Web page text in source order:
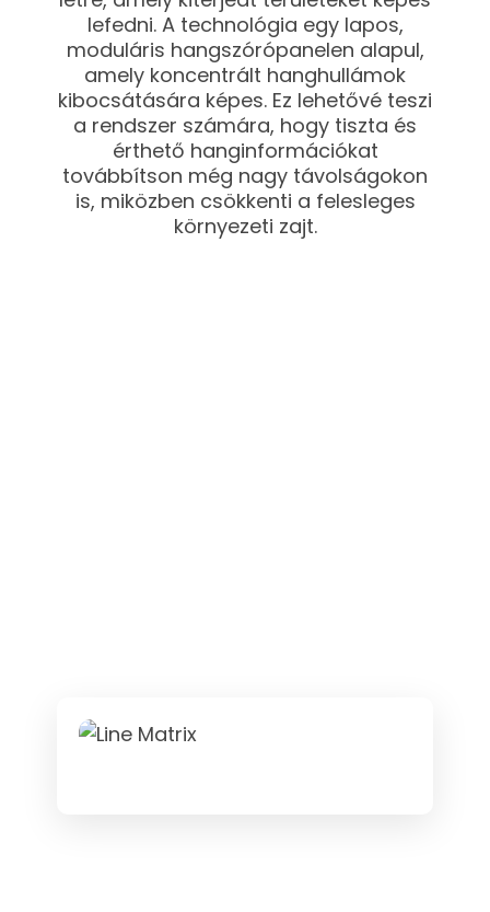
lefedni. A technológia egy lapos,
moduláris hangszórópanelen alapul,
amely koncentrált hanghullámok
kibocsátására képes. Ez lehetővé teszi
a rendszer számára, hogy tiszta és
érthető hanginformációkat
továbbítson még nagy távolságokon
is, miközben csökkenti a felesleges
környezeti zajt.